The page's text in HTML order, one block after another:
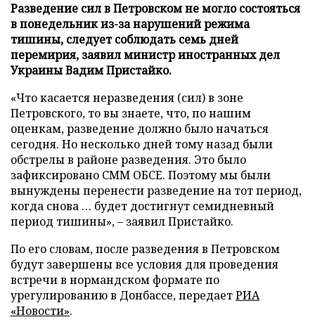
Разведение сил в Петровском не могло состояться
в понедельник из-за нарушений режима
тишины, следует соблюдать семь дней
перемирия, заявил министр иностранных дел
Украины Вадим Пристайко.
«Что касается неразведения (сил) в зоне
Петровского, то вы знаете, что, по нашим
оценкам, разведение должно было начаться
сегодня. Но несколько дней тому назад были
обстрелы в районе разведения. Это было
зафиксировано СММ ОБСЕ. Поэтому мы были
вынуждены перенести разведение на тот период,
когда снова … будет достигнут семидневный
период тишины», – заявил Пристайко.
По его словам, после разведения в Петровском
будут завершены все условия для проведения
встречи в нормандском формате по
урегулированию в Донбассе, передаетРИА
«Новости».